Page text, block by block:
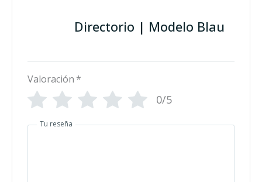
Directorio | Modelo Blau
Valoración *
0/5
Tu reseña